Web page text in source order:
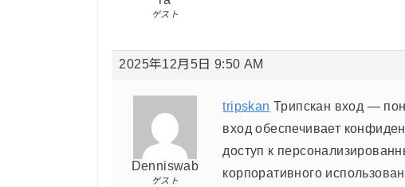
ゲスト
2025年12月5日 9:50 AM
Denniswab
ゲスト
tripskan Трипскан вход —
вход обеспечивает
доступ к
корпоративного